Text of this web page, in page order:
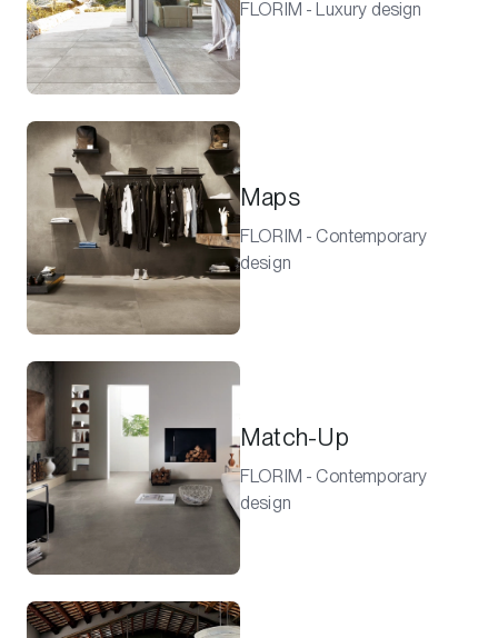
FLORIM - Luxury design
Maps
FLORIM - Contemporary
design
Match-Up
FLORIM - Contemporary
design